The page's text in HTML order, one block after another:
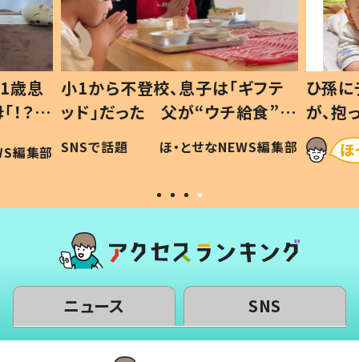
歳息
？」
編集部
小1から不登校、息子は「ギフテ
ッド」だった 父が“ウチ給食”を
作り続ける理由とは #令和の親
#令和の子
SNSで話題 ほ・とせなNEWS編集部
ひ孫
が、
「涙が
い」
ニュース SNS